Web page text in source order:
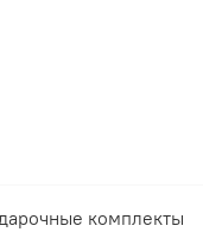
комплекты